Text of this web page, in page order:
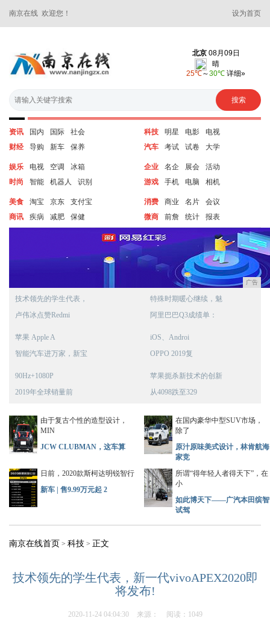
南京在线 欢迎您！ 设为首页
资讯 国内 国际
社会
财经
导购 新车 保养
科技 明星 电影
电视
汽车
考试 试卷 大学
娱乐 电视 空调
冰箱
时尚
智能 机器人 识别
企业 名企 展会
活动
游戏
手机 电脑 相机
美食 淘宝 京东
支付宝
商讯
疾病 减肥 保健
消费 商业 名片
会议
微商
前詹 统计 报表
广告
技术领先的学生代表，
卢伟冰点赞Redmi
特殊时期暖心继续，魅
阿里巴巴Q3成绩单：
苹果 Apple A
智能汽车进万家，新宝
iOS、Androi
OPPO 2019复
90Hz+1080P
2019年全球销量前
苹果扼杀新技术的创新
从4098跌至329
由于复古个性的造型设计，
MIN
JCW CLUBMAN，这车算
在国内豪华中型SUV市场，
除了
原汁原味美式设计，林肯航海
家竞
日前，2020款斯柯达明锐智行
新车 | 售9.99万元起 2
所谓“得年轻人者得天下”，在
小
如此博天下——广汽本田缤智
试驾
南京在线首页 > 科技 > 正文
技术领先的学生代表，新一代vivoAPEX2020即
将发布!
2020-11-24 04:04:30 来源： 阅读：1049